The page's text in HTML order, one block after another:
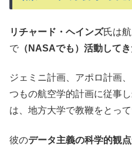
リチャード・ヘインズ氏は
で （NASAでも）活動して
ジェミニ計画、アポロ計画
つもの航空学的計画に従事
は、地方大学で教鞭をとって
彼のデータ主義の科学的観